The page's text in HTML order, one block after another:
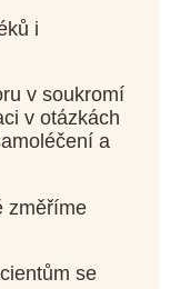
i
v soukromí
v otázkách
a
změříme
se